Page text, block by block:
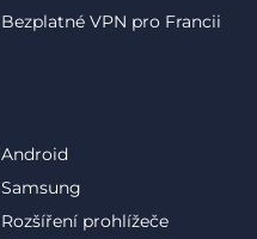
Android
Samsung
Rozšíření prohlížeče
Bezplatné VPN pro Francii